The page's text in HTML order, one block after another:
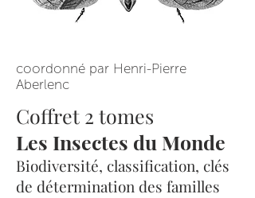
coordonné par Henri-Pierre
Aberlenc
Coffret 2 tomes
Les Insectes du Monde
Biodiversité, classification, clés
de détermination des familles